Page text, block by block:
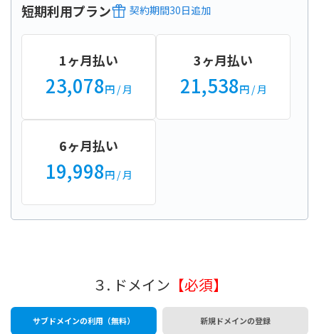
短期利用プラン 契約期間30日追加
1ヶ月払い
23,078円/ 月
3ヶ月払い
21,538円/ 月
6ヶ月払い
19,998円/ 月
３. ドメイン 【必須】
サブドメインの利用（無料） 新規ドメインの登録